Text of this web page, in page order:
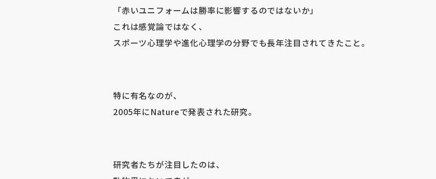
「赤いユニフォームは勝率に影響するのではないか」
これは感覚論ではなく、
スポーツ心理学や進化心理学の分野でも長年注目されてきたこと。
特に有名なのが、
2005年にNatureで発表された研究。
研究者たちが注目したのは、